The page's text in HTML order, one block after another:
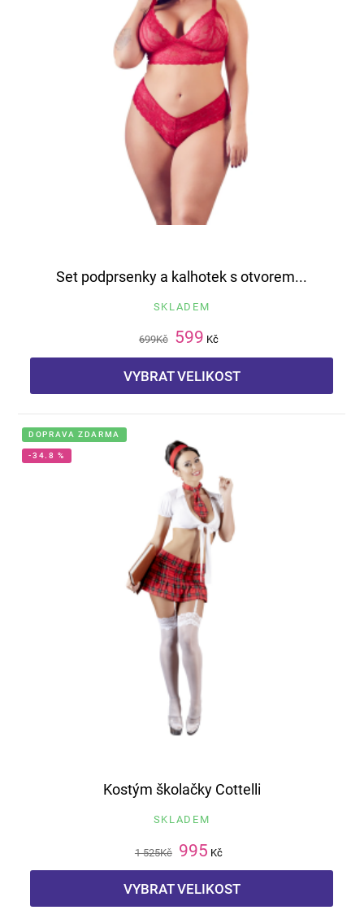
Set podprsenky a kalhotek s otvorem...
SKLADEM
699Kč 599 Kč
VYBRAT VELIKOST
DOPRAVA ZDARMA
-34.8 %
Kostým školačky Cottelli
SKLADEM
1 525Kč 995 Kč
VYBRAT VELIKOST